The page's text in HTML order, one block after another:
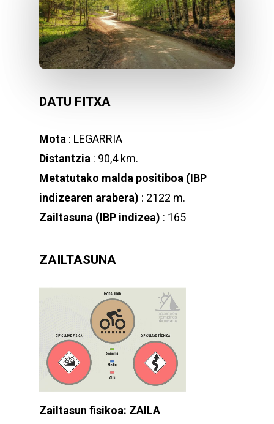
DATU FITXA
Mota : LEGARRIA
Distantzia : 90,4 km.
Metatutako malda positiboa (IBP
indizearen arabera) : 2122 m.
Zailtasuna (IBP indizea) : 165
ZAILTASUNA
Zailtasun fisikoa: ZAILA